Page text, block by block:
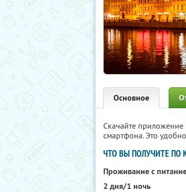
Основное
Скачайте
смартфона. Это
ЧТО ВЫ ПОЛУЧИТЕ ПО
Проживание с
2 дня/1 ночь